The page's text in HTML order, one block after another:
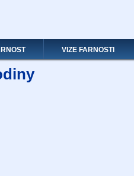
VIZE FARNOSTI